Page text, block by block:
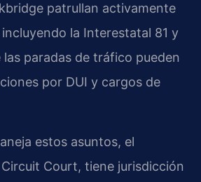
patrullan activamente
la Interestatal 81 y
las paradas de tráfico pueden
por DUI y cargos de
estos asuntos, el
Court, tiene jurisdicción